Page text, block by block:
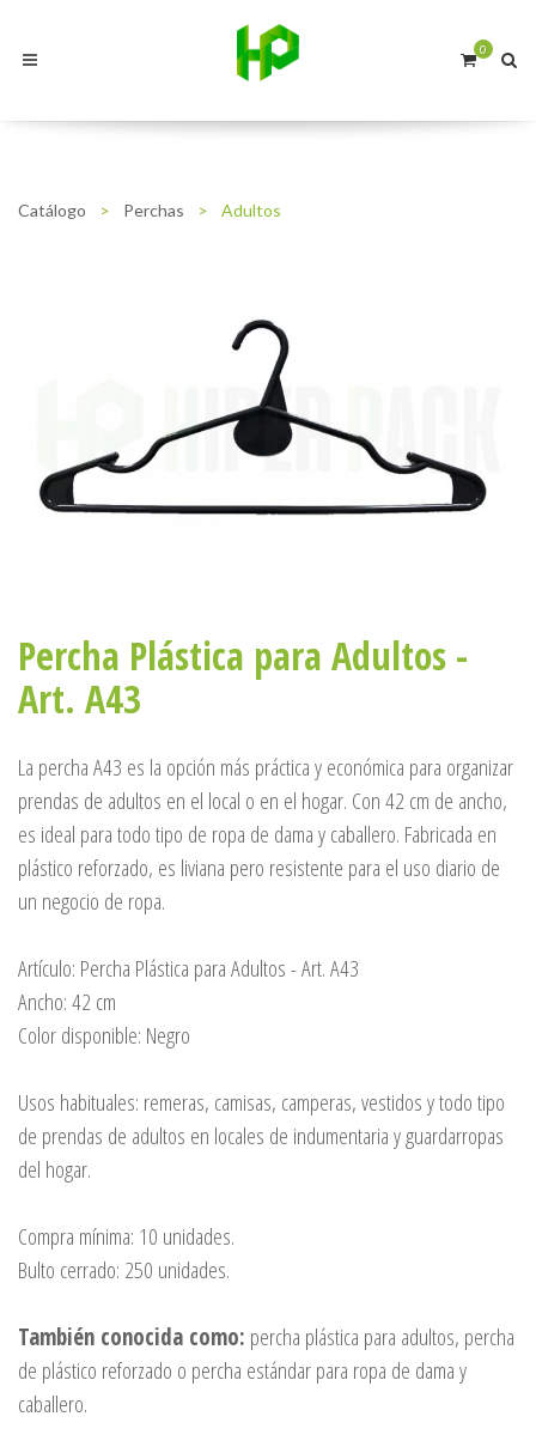
0
Catálogo > Perchas > Adultos
Percha Plástica para Adultos -
Art. A43
La percha A43 es la opción más práctica y económica para organizar
prendas de adultos en el local o en el hogar. Con 42 cm de ancho,
es ideal para todo tipo de ropa de dama y caballero. Fabricada en
plástico reforzado, es liviana pero resistente para el uso diario de
un negocio de ropa.
Artículo: Percha Plástica para Adultos - Art. A43
Ancho: 42 cm
Color disponible: Negro
Usos habituales: remeras, camisas, camperas, vestidos y todo tipo
de prendas de adultos en locales de indumentaria y guardarropas
del hogar.
Compra mínima: 10 unidades.
Bulto cerrado: 250 unidades.
También conocida como: percha plástica para adultos, percha
de plástico reforzado o percha estándar para ropa de dama y
caballero.